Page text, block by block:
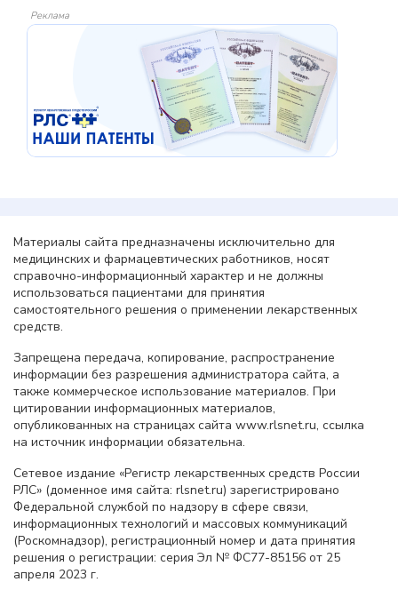
Реклама
Материалы сайта предназначены исключительно для
медицинских и фармацевтических работников, носят
справочно-информационный характер и не должны
использоваться пациентами для принятия
самостоятельного решения о применении лекарственных
средств.
Запрещена передача, копирование, распространение
информации без разрешения администратора сайта, а
также коммерческое использование материалов. При
цитировании информационных материалов,
опубликованных на страницах сайта www.rlsnet.ru, ссылка
на источник информации обязательна.
Сетевое издание «Регистр лекарственных средств России
РЛС» (доменное имя сайта: rlsnet.ru) зарегистрировано
Федеральной службой по надзору в сфере связи,
информационных технологий и массовых коммуникаций
(Роскомнадзор), регистрационный номер и дата принятия
решения о регистрации: серия Эл № ФС77-85156 от 25
апреля 2023 г.